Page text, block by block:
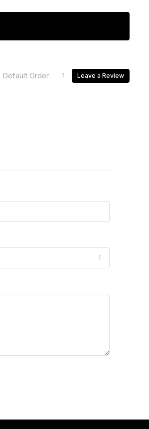
Default Order Leave a Review